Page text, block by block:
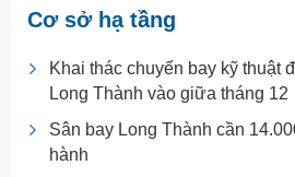
Cơ sở hạ tầng
Khai thác chuyến bay kỹ thuật
Long Thành vào giữa tháng 12
Sân bay Long Thành cần
hành